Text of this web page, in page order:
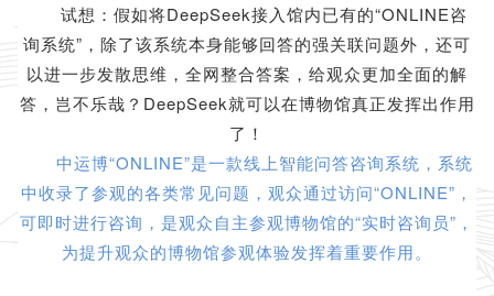
试想：假如将DeepSeek接入馆内已有的“ONLINE咨
询系统”，除了该系统本身能够回答的强关联问题外，还可
以进一步发散思维，全网整合答案，给观众更加全面的解
答，岂不乐哉？DeepSeek就可以在博物馆真正发挥出作用
了！
中运博“ONLINE”是一款线上智能问答咨询系统，系统
中收录了参观的各类常见问题，观众通过访问“ONLINE”，
可即时进行咨询，是观众自主参观博物馆的“实时咨询员”，
为提升观众的博物馆参观体验发挥着重要作用。